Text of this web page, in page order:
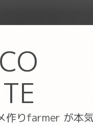
りfarmer が本